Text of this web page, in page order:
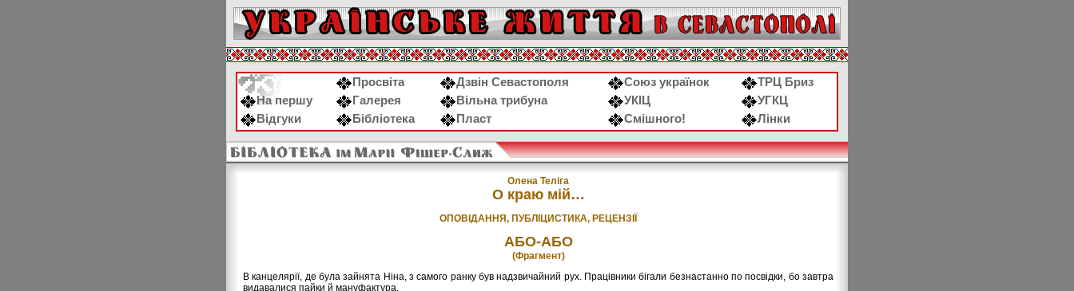
Просвіта Дзвін Севастополя Союз українок
ТРЦ Бриз
На першу
Галерея Вільна трибуна УКІЦ
УГКЦ
Відгуки
Бібліотека Пласт Смішного! Лінки
Олена Телiга
О краю мій…
ОПОВІДАННЯ, ПУБЛІЦИСТИКА, РЕЦЕНЗІЇ
АБО-АБО
(Фрагмент)
В канцелярії, де була зайнята Ніна, з самого ранку був надзвичайний рух. Працівники бігали безнастанно по посвідки, бо завтра
видавалися пайки й мануфактура.